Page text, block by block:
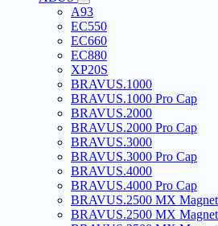
A93
EC550
EC660
EC880
XP20S
BRAVUS.1000
BRAVUS.1000 Pro Cap
BRAVUS.2000
BRAVUS.2000 Pro Cap
BRAVUS.3000
BRAVUS.3000 Pro Cap
BRAVUS.4000
BRAVUS.4000 Pro Cap
BRAVUS.2500 MX Magnet
BRAVUS.2500 MX